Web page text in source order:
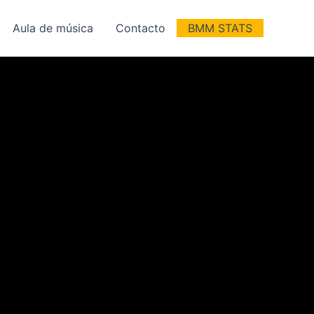
Aula de música Contacto BMM STATS